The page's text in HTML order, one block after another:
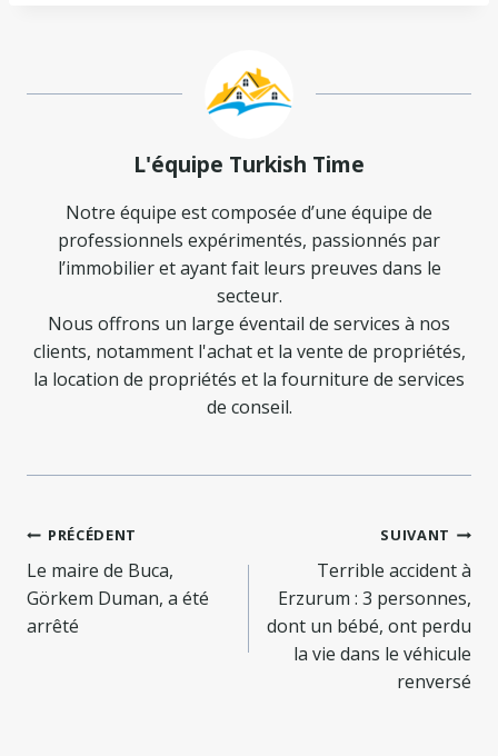
L'équipe Turkish Time
Notre équipe est composée d’une équipe de
professionnels expérimentés, passionnés par
l’immobilier et ayant fait leurs preuves dans le
secteur.
Nous offrons un large éventail de services à nos
clients, notamment l'achat et la vente de propriétés,
la location de propriétés et la fourniture de services
de conseil.
Navigation
de
l’article
PRÉCÉDENT
Le maire de Buca,
Görkem Duman, a été
arrêté
SUIVANT
Terrible accident à
Erzurum : 3 personnes,
dont un bébé, ont perdu
la vie dans le véhicule
renversé